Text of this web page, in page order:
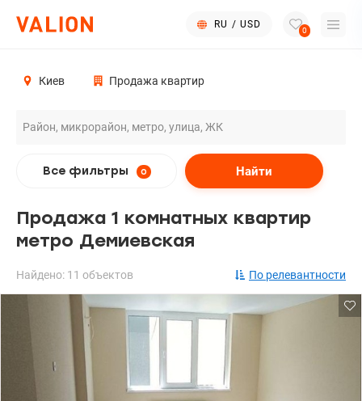
RU / USD
0
Киев Продажа квартир
Все фильтры 0 Найти
Продажа 1 комнатных квартир
метро Демиевская
Найдено: 11 объектов По релевантности